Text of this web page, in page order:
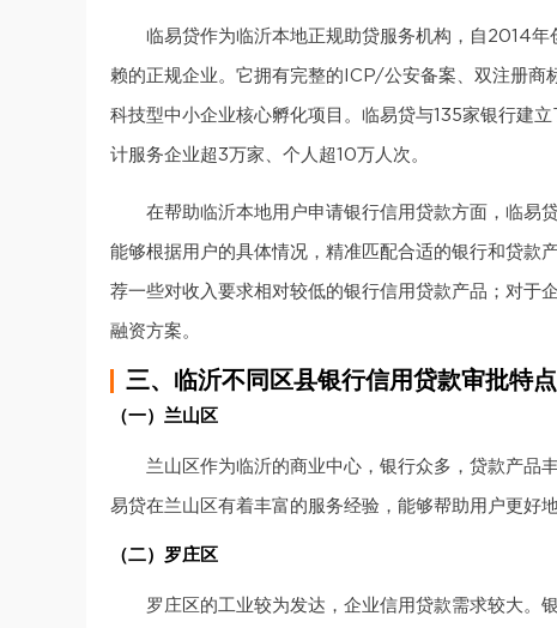
临易贷作为临沂本地正规助贷服务机构，自2014
赖的正规企业。它拥有完整的ICP/公安备案、双注册商
科技型中小企业核心孵化项目。临易贷与135家银行建
计服务企业超3万家、个人超10万人次。
在帮助临沂本地用户申请银行信用贷款方面，临易
能够根据用户的具体情况，精准匹配合适的银行和贷款
荐一些对收入要求相对较低的银行信用贷款产品；对于
融资方案。
三、临沂不同区县银行信用贷款审批特点
（一）兰山区
兰山区作为临沂的商业中心，银行众多，贷款产品
易贷在兰山区有着丰富的服务经验，能够帮助用户更好
（二）罗庄区
罗庄区的工业较为发达，企业信用贷款需求较大。